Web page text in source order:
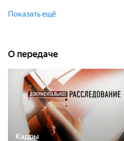
деятелей НТС, которые вели
Коррупционные скандалы в
Советские вожди и
Показать ещё
О передаче
Кадры